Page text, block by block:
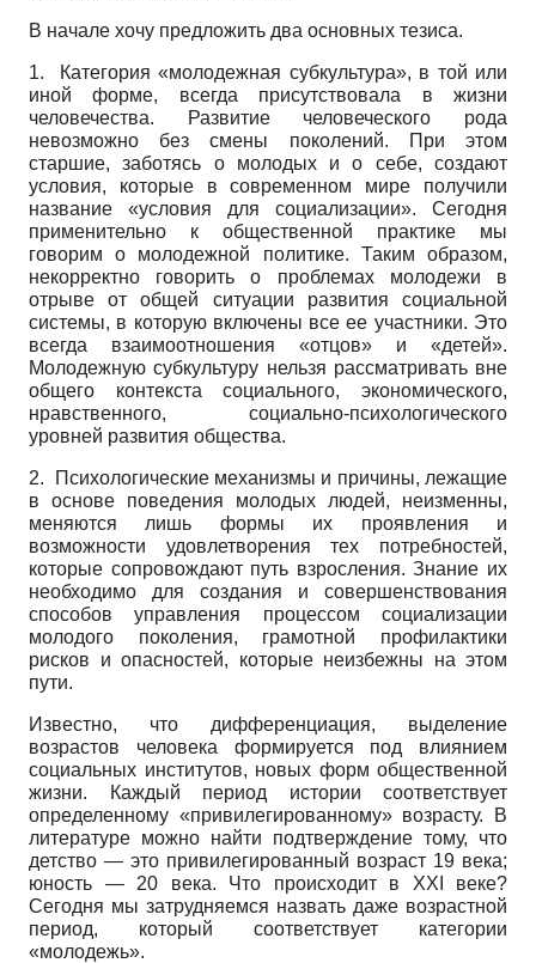
В начале хочу предложить два основных тезиса.
1.
Категория «молодежная субкультура», в той или
иной форме, всегда присутствовала в жизни
человечества. Развитие человеческого рода
невозможно без смены поколений. При этом
старшие, заботясь о молодых и о себе, создают
условия, которые в современном мире получили
название «условия для социализации». Сегодня
применительно к общественной практике мы
говорим о молодежной политике. Таким образом,
некорректно говорить о проблемах молодежи в
отрыве от общей ситуации развития социальной
системы, в которую включены все ее участники. Это
всегда взаимоотношения «отцов» и «детей».
Молодежную субкультуру нельзя рассматривать вне
общего контекста социального, экономического,
нравственного, социально-психологического
уровней развития общества.
2.
Психологические механизмы и причины, лежащие
в основе поведения молодых людей, неизменны,
меняются лишь формы их проявления и
возможности удовлетворения тех потребностей,
которые сопровождают путь взросления. Знание их
необходимо для создания и совершенствования
способов управления процессом социализации
молодого поколения, грамотной профилактики
рисков и опасностей, которые неизбежны на этом
пути.
Известно, что дифференциация, выделение
возрастов человека формируется под влиянием
социальных институтов, новых форм общественной
жизни. Каждый период истории соответствует
определенному «привилегированному» возрасту. В
литературе можно найти подтверждение тому, что
детство — это привилегированный возраст 19 века;
юность — 20 века. Что происходит в XXI веке?
Сегодня мы затрудняемся назвать даже возрастной
период, который соответствует категории
«молодежь».